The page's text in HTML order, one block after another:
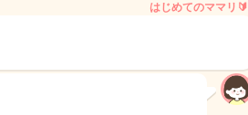
はじめてのママリ🔰